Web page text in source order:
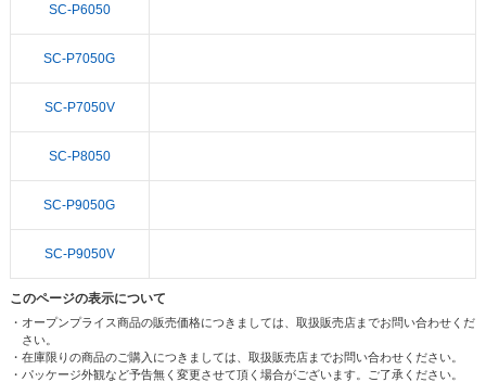
SC-P6050
SC-P7050G
SC-P7050V
SC-P8050
SC-P9050G
SC-P9050V
このページの表示について
・オープンプライス商品の販売価格につきましては、取扱販売店までお問い合わせくだ
さい。
・在庫限りの商品のご購入につきましては、取扱販売店までお問い合わせください。
・パッケージ外観など予告無く変更させて頂く場合がございます。ご了承ください。